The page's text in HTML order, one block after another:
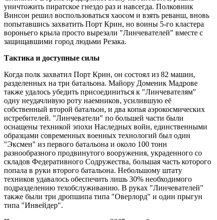
уничтожить пиратское гнездо раз и навсегда. Полковник
Винсон решил воспользоваться хаосом и взять реванш, вновь
попытавшись захватить Порт Крин, но воины 5-го кластера
вороньего крыла просто вырезали "Линчевателей" вместе с
защищавшими город людьми Резака.
Тактика и доступные силы
Когда полк захватил Порт Крин, он состоял из 82 машин,
разделенных на три батальона. Майору Доменик Мадрове
также удалось убедить присоединиться к "Линчевателям"
одну неудачливую роту наемников, усилившую её
собственный второй батальон, и два копья аэрокосмических
истребителей. "Линчеватели" по большей части были
оснащены техникой эпохи Наследных войн, единственными
образцами современных военных технологий был один
"Эксмен" из первого батальона и около 100 тонн
разнообразного продвинутого вооружения, украденного со
складов Федеративного Содружества, большая часть которого
попала в руки второго батальона. Небольшому штату
техников удавалось обеспечить лишь 30% необходимого
подразделению техобслуживанию. В руках "Линчевателей"
также были три дропшипа типа "Оверлорд" и один прыгун
типа "Инвейдер".